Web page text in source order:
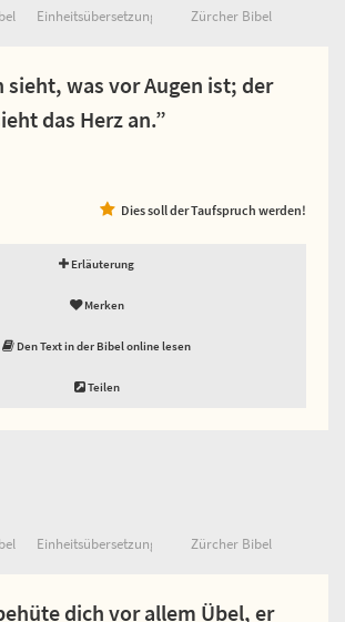
Einheitsübersetzung Zürcher Bibel
sieht, was vor Augen ist; der
das Herz an.”
Dies soll der Taufspruch werden!
Erläuterung
Merken
Den Text in der Bibel online lesen
Teilen
Einheitsübersetzung Zürcher Bibel
dich vor allem Übel, er